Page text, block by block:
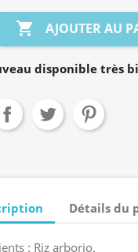
 AJOUTER AU
disponible très
Détails du
: Riz arborio.